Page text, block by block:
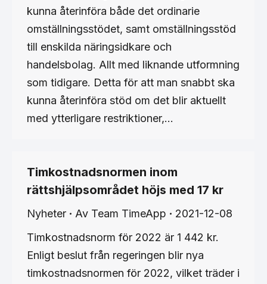
kunna återinföra både det ordinarie
omställningsstödet, samt omställningsstöd
till enskilda näringsidkare och
handelsbolag. Allt med liknande utformning
som tidigare. Detta för att man snabbt ska
kunna återinföra stöd om det blir aktuellt
med ytterligare restriktioner,…
Timkostnadsnormen inom
rättshjälpsområdet höjs med 17 kr
Nyheter Av Team TimeApp
2021-12-08
Timkostnadsnorm för 2022 är 1 442 kr.
Enligt beslut från regeringen blir nya
timkostnadsnormen för 2022, vilket träder i